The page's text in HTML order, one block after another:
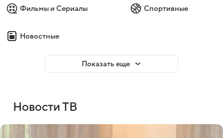
Фильмы и Сериалы Спортивные
Новостные
Показать еще
Новости ТВ